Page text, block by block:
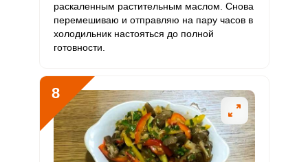
раскаленным растительным маслом. Снова
перемешиваю и отправляю на пару часов в
холодильник настояться до полной
готовности.
8